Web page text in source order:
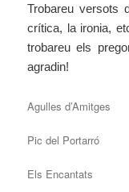
Trobareu versots
crítica, la ironia,
trobareu els
agradin!
Agulles d’Amitges
Pic del Portarró
Els Encantats